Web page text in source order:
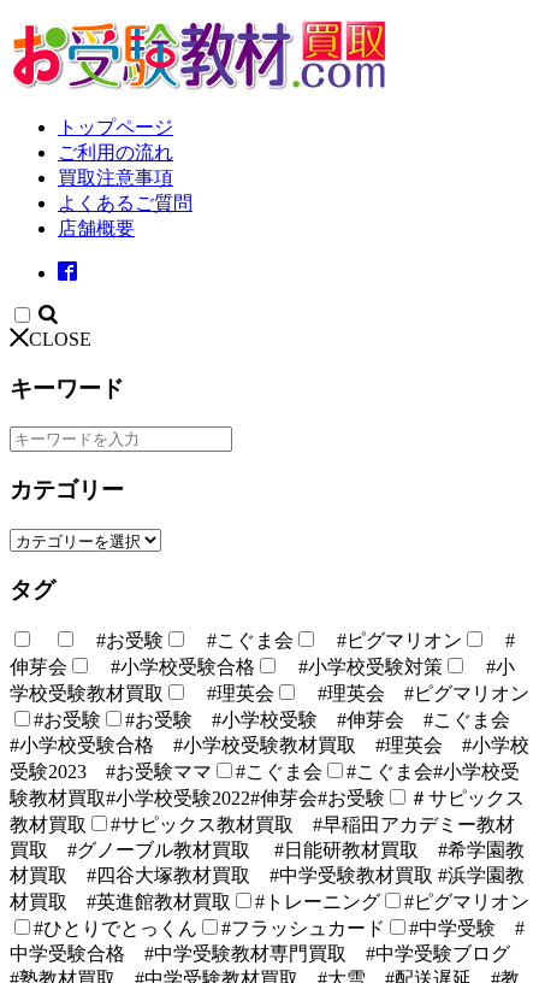
トップページ
ご利用の流れ
買取注意事項
よくあるご質問
店舗概要
CLOSE
キーワード
カテゴリー
タグ
#お受験 #こぐま会 #ピグマリオン
#
伸芽会
#小学校受験合格 #小学校受験対策
#小
学校受験教材買取
#理英会
#理英会 #ピグマリオン
#お受験
#お受験 #小学校受験 #伸芽会 #こぐま会
#小学校受験合格 #小学校受験教材買取 #理英会 #小学校
受験2023 #お受験ママ
#こぐま会
#こぐま会#小学校受
験教材買取#小学校受験2022#伸芽会#お受験
＃サピックス
教材買取
#サピックス教材買取 #早稲田アカデミー教材
買取 #グノーブル教材買取 #日能研教材買取 #希学園教
材買取 #四谷大塚教材買取 #中学受験教材買取 #浜学園教
材買取 #英進館教材買取
#トレーニング
#ピグマリオン
#ひとりでとっくん
#フラッシュカード
#中学受験 #
中学受験合格 #中学受験教材専門買取 #中学受験ブログ